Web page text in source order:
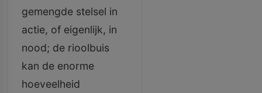
gemengde stelsel in
actie, of eigenlijk, in
nood; de rioolbuis
kan de enorme
hoeveelheid